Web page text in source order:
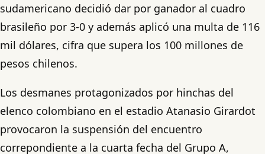
sudamericano decidió dar por ganador al cuadro
brasileño por 3-0 y además aplicó una multa de 116
mil dólares, cifra que supera los 100 millones de
pesos chilenos.
Los desmanes protagonizados por hinchas del
elenco colombiano en el estadio Atanasio Girardot
provocaron la suspensión del encuentro
correpondiente a la cuarta fecha del Grupo A,